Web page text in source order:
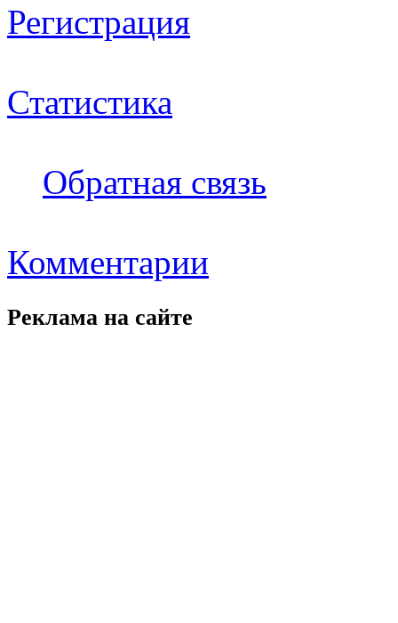
Регистрация
Статистика
Обратная связь
Комментарии
Реклама на сайте